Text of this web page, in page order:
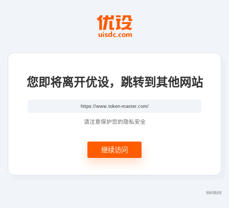
您即将离开优设，跳转到其他网站
请注意保护您的隐私安全
继续访问
链接问题反馈